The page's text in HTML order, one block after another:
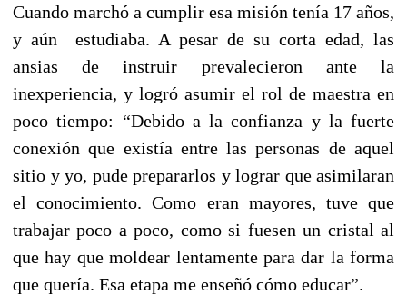
Cuando marchó a cumplir esa misión tenía 17 años,
y aún estudiaba. A pesar de su corta edad, las
ansias de instruir prevalecieron ante la
inexperiencia, y logró asumir el rol de maestra en
poco tiempo: “Debido a la confianza y la fuerte
conexión que existía entre las personas de aquel
sitio y yo, pude prepararlos y lograr que asimilaran
el conocimiento. Como eran mayores, tuve que
trabajar poco a poco, como si fuesen un cristal al
que hay que moldear lentamente para dar la forma
que quería. Esa etapa me enseñó cómo educar”.